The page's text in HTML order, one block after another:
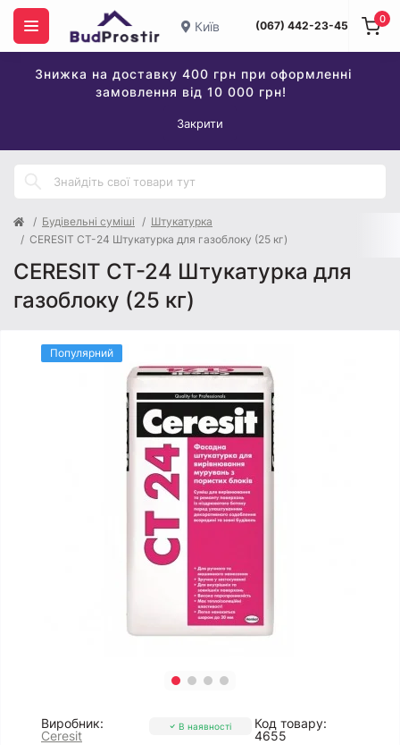
Київ (067) 442-23-45
Знижка на доставку 400 грн при оформленні
замовлення від 10 000 грн!
Закрити
0
Будівельні суміші
Штукатурка
CERESIT CT-24 Штукатурка для газоблоку (25 кг)
CERESIT CT-24 Штукатурка для
газоблоку (25 кг)
Популярний
Виробник:
Ceresit
Код товару:
4655
В наявності